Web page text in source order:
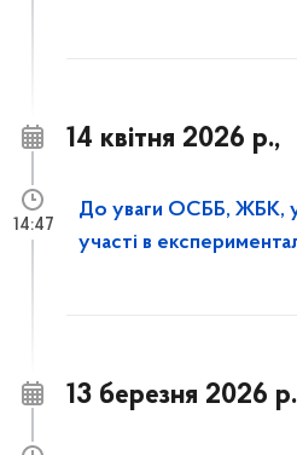
14 квітня 2026 р.,
До уваги ОСББ, ЖБК,
участі в
14:47
13 березня 2026